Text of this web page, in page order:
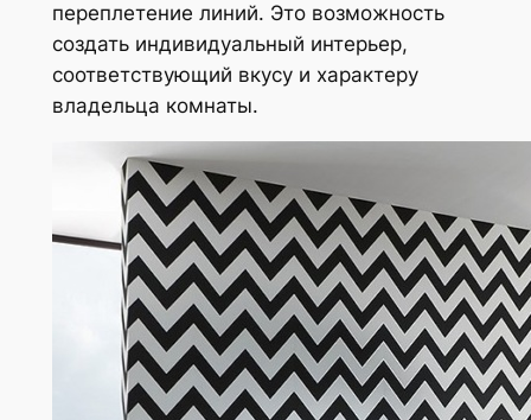
переплетение линий. Это возможность
создать индивидуальный интерьер,
соответствующий вкусу и характеру
владельца комнаты.